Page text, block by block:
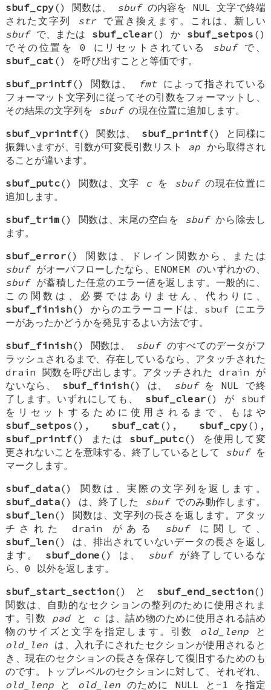
sbuf_cpy() 関数は、 sbufの内容を NUL 文字で終端
された文字列 strで置き換えます。これは、新しい
sbufで、または sbuf_clear() か sbuf_setpos ()
でその位置を 0 にリセットされている sbufで、
sbuf_cat () を呼び出すことと等価です。
sbuf_printf() 関数は、 fmtによって指されている
フォーマット文字列に従ってその引数をフォーマットし、
その結果の文字列を sbufの現在位置に追加します。
sbuf_vprintf() 関数は、 sbuf_printf() と同様に
振舞いますが、引数が可変長引数リスト ap から取得され
ることが違います。
sbuf_putc() 関数は、文字 cを sbufの現在位置に
追加します。
sbuf_trim () 関数は、末尾の空白を sbufから除去し
ます。
sbuf_error() 関数は、ドレイン関数から、または
sbufがオーバフローしたなら、ENOMEM のいずれかの、
sbufが蓄積した任意のエラー値を返します。一般的に、
この関数は、必要ではありません、代わりに、
sbuf_finish() からのエラーコードは、sbuf にエラ
ーがあったかどうかを発見するよい方法です。
sbuf_finish() 関数は、 sbufのすべてのデータがフ
ラッシュされるまで、存在しているなら、アタッチされた
drain 関数を呼び出します。アタッチされた drain が
ないなら、 sbuf_finish() は、 sbufを NUL で終
了します。いずれにしても、 sbuf_clear() が sbuf
をリセットするために使用されるまで、もはや
sbuf_setpos (), sbuf_cat (), sbuf_cpy(),
sbuf_printf() または sbuf_putc() を使用して変
更されないことを意味する、終了しているとして sbufを
マークします。
sbuf_data() 関数は、実際の文字列を返します。
sbuf_data() は、終了した sbufでのみ動作します。
sbuf_len() 関数は、文字列の長さを返します。アタッ
チされた drain がある sbufに関して、
sbuf_len() は、排出されていないデータの長さを返し
ます。 sbuf_done () は、 sbufが終了しているな
ら、0 以外を返します。
sbuf_start_section() と sbuf_end_section()
関数は、自動的なセクションの整列のために使用されま
す。引数 padと cは、詰め物のために使用される詰め
物のサイズと文字を指定します。引数 old_lenpと
old_len は、入れ子にされたセクションが使用されると
き、現在のセクションの長さを保存して復旧するためのも
のです。トップレベルのセクションに対して、それぞれ、
old_lenp と old_lenのために NULL と-1 を指定